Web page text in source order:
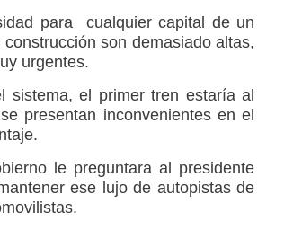
para cualquier capital de un
son demasiado altas,
urgentes.
el primer tren estaría al
presentan inconvenientes en el
le preguntara al presidente
ese lujo de autopistas de